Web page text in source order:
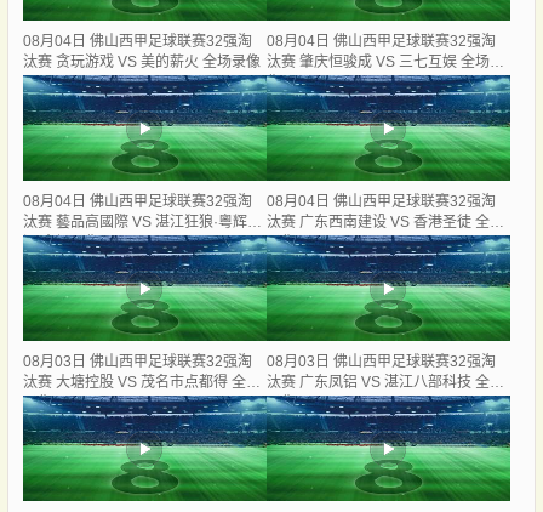
08月04日 佛山西甲足球联赛32强淘
汰赛 贪玩游戏 VS 美的薪火 全场录像
08月04日 佛山西甲足球联赛32强淘
汰赛 肇庆恒骏成 VS 三七互娱 全场录
像
08月04日 佛山西甲足球联赛32强淘
汰赛 藝品高國際 VS 湛江狂狼·粵辉能
源 全场录像
08月04日 佛山西甲足球联赛32强淘
汰赛 广东西南建设 VS 香港圣徒 全场
录像
08月03日 佛山西甲足球联赛32强淘
汰赛 大塘控股 VS 茂名市点都得 全场
录像
08月03日 佛山西甲足球联赛32强淘
汰赛 广东凤铝 VS 湛江八部科技 全场
录像